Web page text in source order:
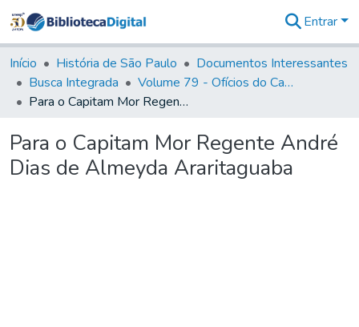
&
Coleções
Tudo na
Biblioteca
Estatísticas
Entrar
Início História de São Paulo
Documentos Interessantes
Busca Integrada
Volume 79 - Ofícios do Capitão General Martim Lopes Lobo de Saldanha (1777)
Para o Capitam Mor Regente André Dias de Almeyda Araritaguaba
Para o Capitam Mor Regente André
Dias de Almeyda Araritaguaba